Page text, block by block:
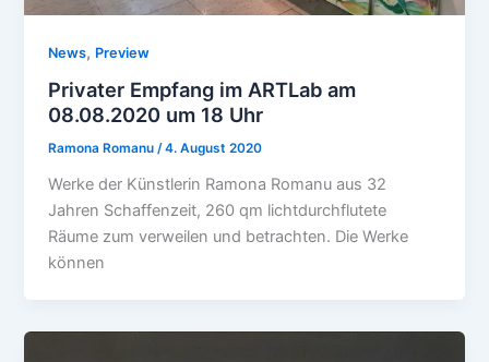
News, Preview
Privater Empfang im ARTLab am
08.08.2020 um 18 Uhr
Ramona Romanu/4. August 2020
Werke der Künstlerin Ramona Romanu aus 32
Jahren Schaffenzeit, 260 qm lichtdurchflutete
Räume zum verweilen und betrachten. Die Werke
können